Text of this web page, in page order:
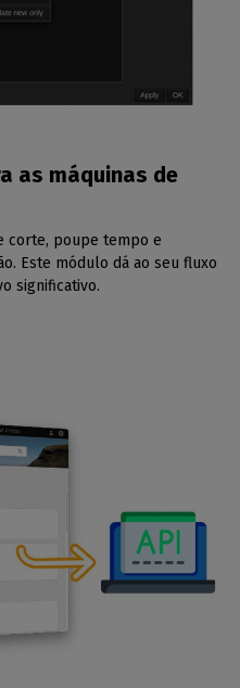
as máquinas de
corte, poupe tempo e
Este módulo dá ao seu fluxo
significativo.